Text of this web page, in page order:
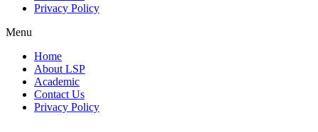
Privacy Policy
Menu
Home
About LSP
Academic
Contact Us
Privacy Policy